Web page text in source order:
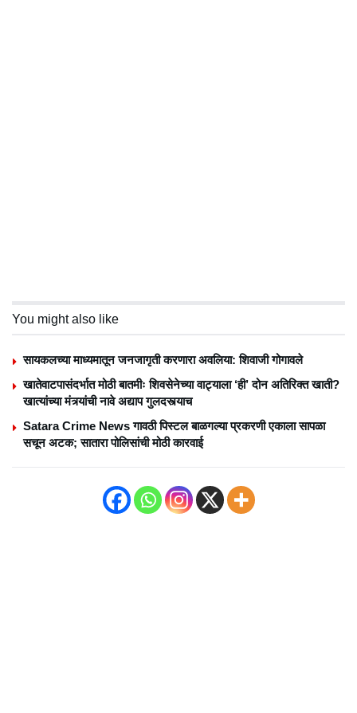
You might also like
सायकलच्या माध्यमातून जनजागृती करणारा अवलिया: शिवाजी गोगावले
खातेवाटपासंदर्भात मोठी बातमीः शिवसेनेच्या वाट्याला ‘ही’ दोन अतिरिक्त खाती?
खात्यांच्या मंत्र्यांची नावे अद्याप गुलदस्त्याच
Satara Crime News गावठी पिस्टल बाळगल्या प्रकरणी एकाला सापळा
सचून अटक; सातारा पोलिसांची मोठी कारवाई